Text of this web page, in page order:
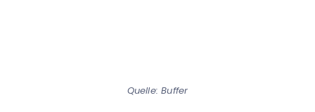
Quelle: Buffer